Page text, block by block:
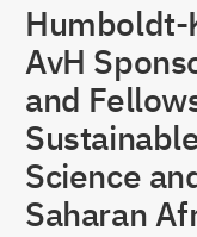
AvH
and
Science
Saharan